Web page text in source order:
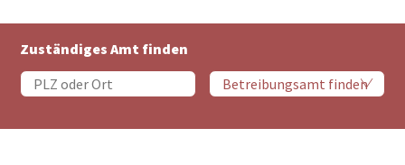
Zuständiges Amt finden